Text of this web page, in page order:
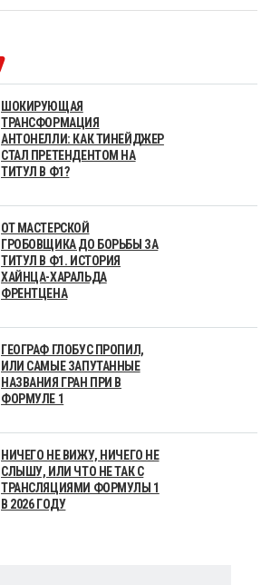
ШОКИРУЮЩАЯ
ТРАНСФОРМАЦИЯ
АНТОНЕЛЛИ: КАК ТИНЕЙДЖЕР
СТАЛ ПРЕТЕНДЕНТОМ НА
ТИТУЛ В Ф1?
ОТ МАСТЕРСКОЙ
ГРОБОВЩИКА ДО БОРЬБЫ ЗА
ТИТУЛ В Ф1. ИСТОРИЯ
ХАЙНЦА-ХАРАЛЬДА
ФРЕНТЦЕНА
ГЕОГРАФ ГЛОБУС ПРОПИЛ,
ИЛИ САМЫЕ ЗАПУТАННЫЕ
НАЗВАНИЯ ГРАН ПРИ В
ФОРМУЛЕ 1
НИЧЕГО НЕ ВИЖУ, НИЧЕГО НЕ
СЛЫШУ, ИЛИ ЧТО НЕ ТАК С
ТРАНСЛЯЦИЯМИ ФОРМУЛЫ 1
В 2026 ГОДУ